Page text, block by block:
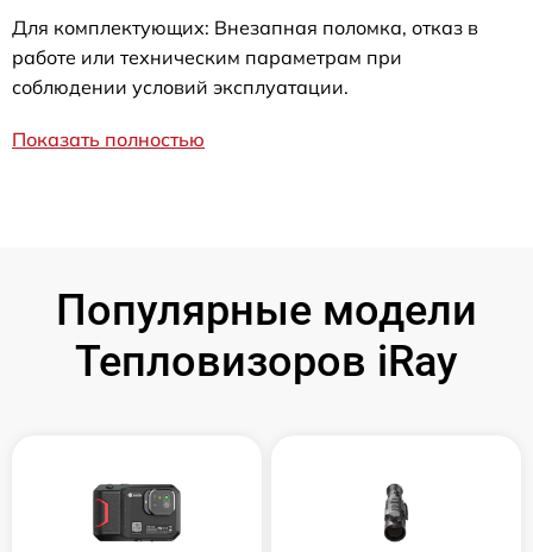
Для комплектующих: Внезапная поломка, отказ в
работе или техническим параметрам при
соблюдении условий эксплуатации.
Показать полностью
Популярные модели
Тепловизоров iRay